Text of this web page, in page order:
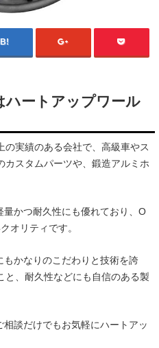
ートアップワール
実績のある会社で、高級車やス
カスタムパーツや、鍛造アルミホ
かつ耐久性にも優れており、O
オリティです。
かなりのこだわりと技術を誇
と、耐久性などにも自信のある製
談だけでもお気軽にハートアッ